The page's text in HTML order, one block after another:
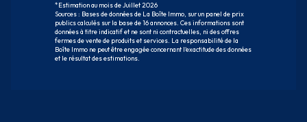
*Estimation au mois de Juillet 2026
Sources : Bases de données de La Boîte Immo, sur un panel de prix
publics calculés sur la base de 16 annonces. Ces informations sont
données à titre indicatif et ne sont ni contractuelles, ni des offres
fermes de vente de produits et services. La responsabilité de la
Boîte Immo ne peut être engagée concernant l'exactitude des données
et le résultat des estimations.